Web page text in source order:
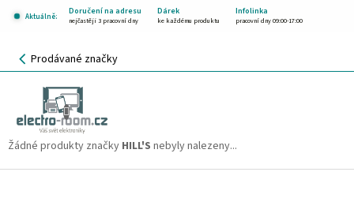
Aktuálně:
Doručení na adresu Dárek Infolinka
nejčastěji 3 pracovní dny ke každému produktu pracovní dny 09:00-17:00
NÁKUPNÍ
KOŠÍK
Prodávané značky
HILL'S
Žádné produkty značky HILL'S nebyly nalezeny...
Z